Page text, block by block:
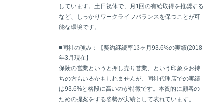
しています。土日祝休で、月1回の有給取得を推奨する
など、しっかりワークライフバランスを保つことが可
能な環境です。
■同社の強み：【契約継続率13ヶ月93.6%の実績(2018
年3月現在】
保険の営業というと押し売り営業、という印象をお持
ちの方もいるかもしれませんが、同社代理店での実績
は93.6%と格段に高いのが特徴です。本質的に顧客の
ための提案をする姿勢が実績として表れています。